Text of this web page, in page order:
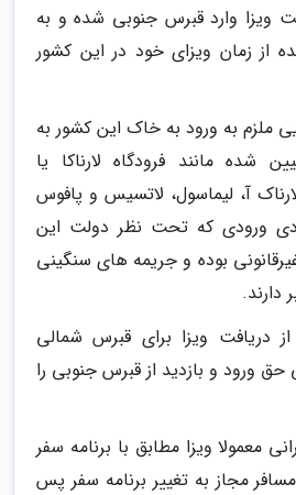
ویزا وارد قبرس جنوبی شده و به
از زمان ویزای خود در این کشور
ملزم به ورود به خاک این کشور به
شده مانند فرودگاه لارناکا یا
آ، لیماسول، لاتسیس و پافوس
ورودی که تحت نظر دولت این
غیرقانونی بوده و جریمه های سنگینی
دارند.
از دریافت ویزا برای قبرس شمالی
ورود و بازدید از قبرس جنوبی را
معمولا ویزا مطابق با برنامه سفر
مجاز به تغییر برنامه سفر پس